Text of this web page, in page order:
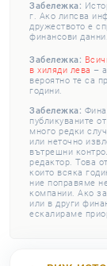
Забележка:
г. Ако липсва
дружеството е
финансови данни.
Забележка:
в хиляди лева –
вероятно те са
години.
Забележка:
публикуваните
много редки
или неточно
вътрешни
редактор. Това
които всяка
ние поправяме
компании. Ако
или в други
ескалираме